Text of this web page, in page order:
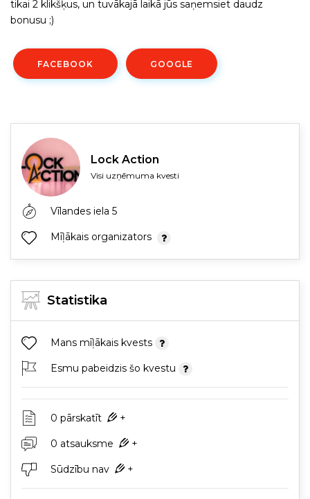
tikai 2 klikšķus, un tuvākajā laikā jūs saņemsiet daudz
bonusu ;)
FACEBOOK GOOGLE
Lock Action
Visi uzņēmuma kvesti
Vīlandes iela 5
Mīļākais organizators
Statistika
Mans mīļākais kvests
Esmu pabeidzis šo kvestu
0 pārskatīt +
0 atsauksme +
Sūdzību nav +